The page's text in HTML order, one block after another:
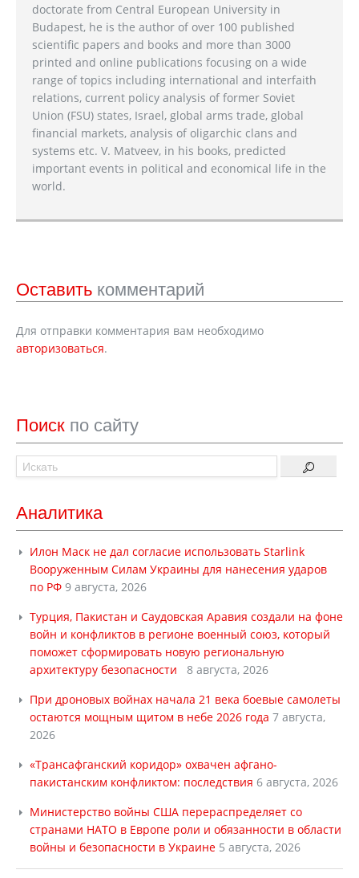
doctorate from Central European University in
Budapest, he is the author of over 100 published
scientific papers and books and more than 3000
printed and online publications focusing on a wide
range of topics including international and interfaith
relations, current policy analysis of former Soviet
Union (FSU) states, Israel, global arms trade, global
financial markets, analysis of oligarchic clans and
systems etc. V. Matveev, in his books, predicted
important events in political and economical life in the
world.
Оставить комментарий
Для отправки комментария вам необходимо
авторизоваться.
Поиск по сайту
Аналитика
Илон Маск не дал согласие использовать Starlink
Вооруженным Силам Украины для нанесения ударов
по РФ 9 августа, 2026
Турция, Пакистан и Саудовская Аравия создали на фоне
войн и конфликтов в регионе военный союз, который
поможет сформировать новую региональную
архитектуру безопасности
8 августа, 2026
При дроновых войнах начала 21 века боевые самолеты
остаются мощным щитом в небе 2026 года 7 августа,
2026
«Трансафганский коридор» охвачен афгано-
пакистанским конфликтом: последствия 6 августа, 2026
Министерство войны США перераспределяет со
странами НАТО в Европе роли и обязанности в области
войны и безопасности в Украине 5 августа, 2026